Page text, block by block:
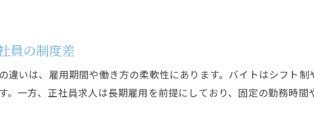
アルバイトと正社員の契約内容の相違点
アルバイトの労働条件や基準法の要点
員の制度差
違いは、雇用期間や働き方の柔軟性にあります。バイトはシフト
。一方、正社員求人は長期雇用を前提にしており、固定の勤務時